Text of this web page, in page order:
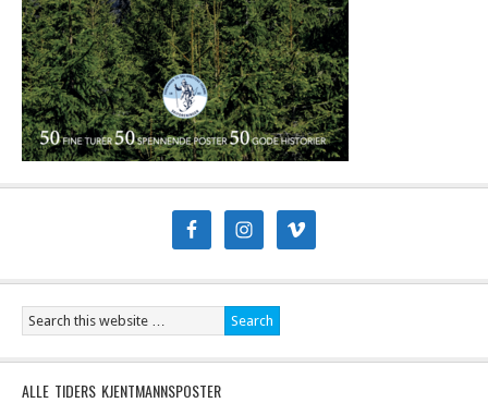
ALLE TIDERS KJENTMANNSPOSTER